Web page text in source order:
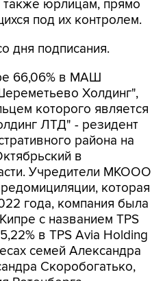
дня подписания.
66,06% в МАШ
которого является
ЛТД" - резидент
района на
в
Учредители МКООО
которая
года, компания была
с названием TPS
в TPS Avia Holding
семей Александра
Скоробогатько,
Ротенберга.
30,46% МАШ, 2,43%